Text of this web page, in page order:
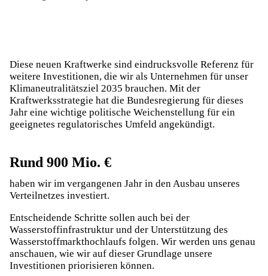
Rund 900 Mio. €
haben wir im vergangenen Jahr in den Ausbau unseres
Verteilnetzes investiert.
Diese neuen Kraftwerke sind eindrucksvolle Referenz für
weitere Investitionen, die wir als Unternehmen für unser
Klimaneutralitätsziel 2035 brauchen. Mit der
Kraftwerksstrategie hat die Bundesregierung für dieses
Jahr eine wichtige politische Weichenstellung für ein
geeignetes regulatorisches Umfeld angekündigt.
Entscheidende Schritte sollen auch bei der
Wasserstoffinfrastruktur und der Unterstützung des
Wasserstoffmarkthochlaufs folgen. Wir werden uns genau
anschauen, wie wir auf dieser Grundlage unsere
Investitionen priorisieren können.